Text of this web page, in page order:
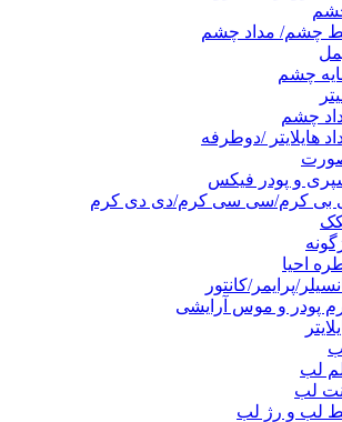
چشم/ مداد چشم
چشم
چشم
هایلایتر /دوطرفه
و پودر فیکس
بی کرم/سی سی کرم/دی دی کرم
احیا
پرایمر/کانتور
پودر و موس آرایشی
لب
لب
لب و رژ لب